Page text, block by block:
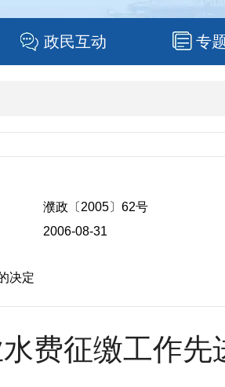
政民互动 专
濮政〔2005〕62号
2006-08-31
决定
费征缴工作先